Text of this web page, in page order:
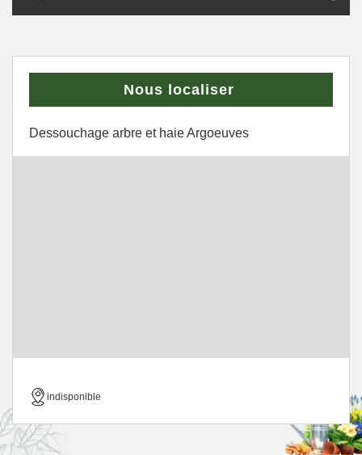
Nous localiser
Dessouchage arbre et haie Argoeuves
indisponible